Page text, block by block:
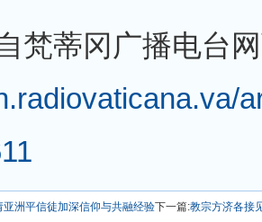
梵蒂冈广播电台
亚洲平信徒加深信仰与共融经验下一篇:教宗方济各接